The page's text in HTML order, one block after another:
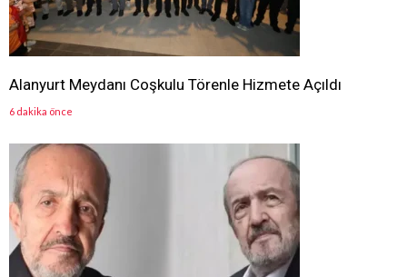
Alanyurt Meydanı Coşkulu Törenle Hizmete Açıldı
6 dakika önce